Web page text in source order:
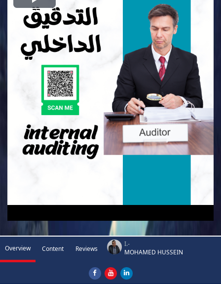
Play
Video
Overview Content Reviews
I.-
MOHAMED HUSSEIN